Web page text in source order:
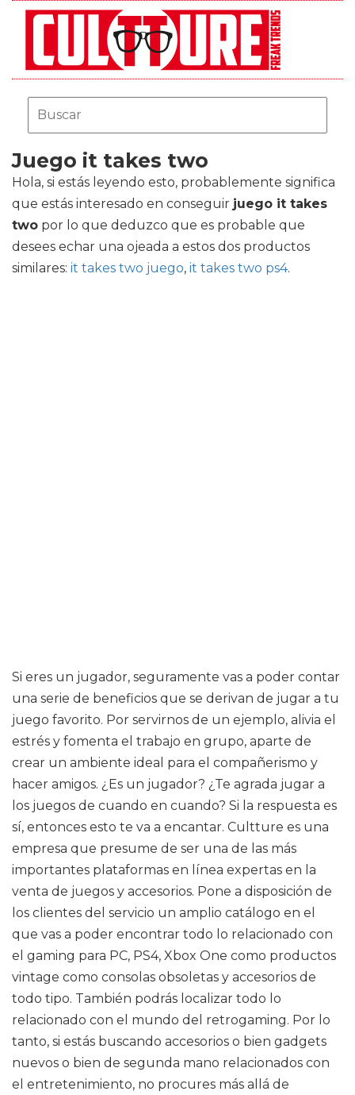
Juego it takes two
Hola, si estás leyendo esto, probablemente significa
que estás interesado en conseguir juego it takes
two por lo que deduzco que es probable que
desees echar una ojeada a estos dos productos
similares: it takes two juego, it takes two ps4.
Si eres un jugador, seguramente vas a poder contar
una serie de beneficios que se derivan de jugar a tu
juego favorito. Por servirnos de un ejemplo, alivia el
estrés y fomenta el trabajo en grupo, aparte de
crear un ambiente ideal para el compañerismo y
hacer amigos. ¿Es un jugador? ¿Te agrada jugar a
los juegos de cuando en cuando? Si la respuesta es
sí, entonces esto te va a encantar. Cultture es una
empresa que presume de ser una de las más
importantes plataformas en línea expertas en la
venta de juegos y accesorios. Pone a disposición de
los clientes del servicio un amplio catálogo en el
que vas a poder encontrar todo lo relacionado con
el gaming para PC, PS4, Xbox One como productos
vintage como consolas obsoletas y accesorios de
todo tipo. También podrás localizar todo lo
relacionado con el mundo del retrogaming. Por lo
tanto, si estás buscando accesorios o bien gadgets
nuevos o bien de segunda mano relacionados con
el entretenimiento, no procures más allá de